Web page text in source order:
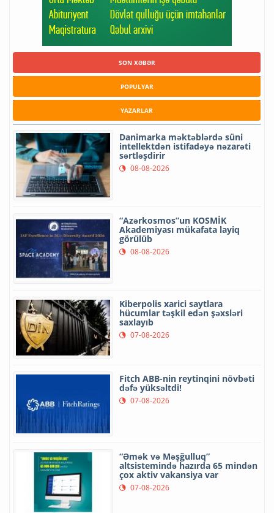
SON XƏBƏR
POPULYAR
YAZARLAR
Danimarka məktəblərdə süni
intellektdən istifadəyə nəzarəti
sərtləşdirir
08-08-2026
“Azərkosmos”un KOSMİK
Akademiyası mükafata layiq
görülüb
08-08-2026
Kiberpolis xarici saytlara
hücumlar təşkil edən şəxsləri
saxlayıb
07-08-2026
Fitch ABB-nin reytinqini növbəti
dəfə yüksəltdi!
07-08-2026
“Əmək və Məşğulluq”
altsistemində hazırda 65 mindən
çox aktiv vakansiya var
07-08-2026